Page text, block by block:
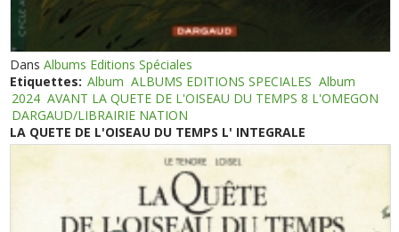
DansAlbums Editions Spéciales
Etiquettes: Album ALBUMS EDITIONS SPECIALES Album
2024 AVANT LA QUETE DE L'OISEAU DU TEMPS 8 L'OMEGON
DARGAUD/LIBRAIRIE NATION
LA QUETE DE L'OISEAU DU TEMPS L' INTEGRALE